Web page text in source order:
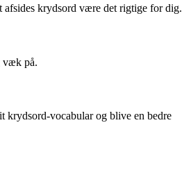
krydsord være det rigtige for dig.
væk på.
krydsord-vocabular og blive en bedre